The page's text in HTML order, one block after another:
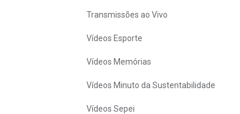
Transmissões ao Vivo
Vídeos Esporte
Vídeos Memórias
Vídeos Minuto da Sustentabilidade
Vídeos Sepei